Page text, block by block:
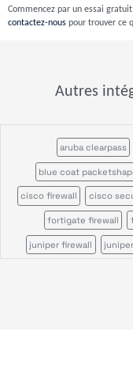
Commencez par un essai
contactez-nouspour trouver ce
Autres
aruba clearpass
blue coat
cisco firewall cisco
fortigate firewall
juniper firewall